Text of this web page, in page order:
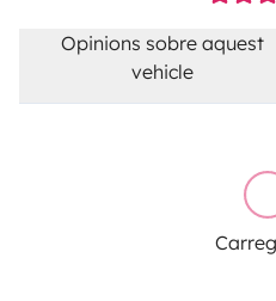
Opinions sobre aquest
vehicle